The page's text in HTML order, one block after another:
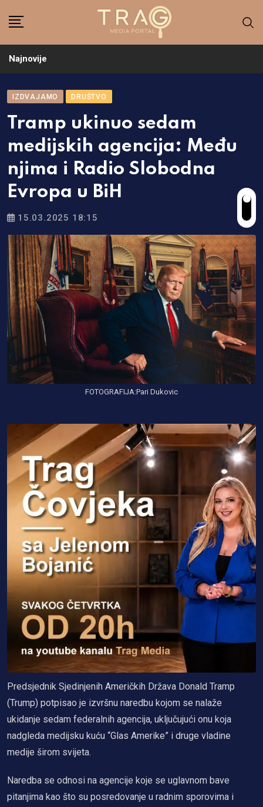
Najnovije
IZDVAJAMO DRUŠTVO
Tramp ukinuo sedam
medijskih agencija: Među
njima i Radio Slobodna
Evropa u BiH
15.03.2025 18:15
FOTOGRAFIJA:Pari Dukovic
Predsjednik Sjedinjenih Američkih Država Donald Tramp
(Trump) potpisao je izvršnu naredbu kojom se nalaže
ukidanje sedam federalnih agencija, uključujući onu koja
nadgleda medijsku kuću “Glas Amerike” i druge vladine
medije širom svijeta.
Naredba se odnosi na agencije koje se uglavnom bave
pitanjima kao što su posredovanje u radnim sporovima i